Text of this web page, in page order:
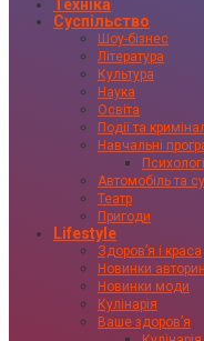
Техніка
Суспільство
Шоу-бізнес
Література
Культура
Наука
Освіта
Події та
Навчальні
Автомобіль та
Театр
Пригоди
Lifestyle
Здоровʼя і краса
Новинки
Новинки моди
Кулінарія
Ваше здоровʼя